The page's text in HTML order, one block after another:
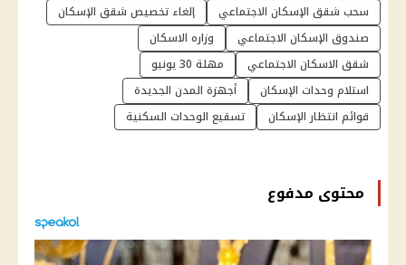
سحب شقق الإسكان الاجتماعي
إلغاء تخصيص شقق الإسكان
صندوق الإسكان الاجتماعي
وزاره الاسكان
شقق الاسكان الاجتماعي
مهلة 30 يونيو
استلام وحدات الإسكان
أجهزة المدن الجديدة
قوائم انتظار الإسكان
تسقيع الوحدات السكنية
محتوى مدفوع